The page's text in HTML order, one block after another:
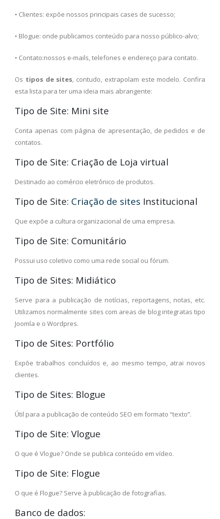
• Clientes: expõe nossos principais cases de sucesso;
• Blogue: onde publicamos conteúdo para nosso público-alvo;
• Contato:nossos e-mails, telefones e endereço para contato.
Os tipos de sites, contudo, extrapolam este modelo. Confira
esta lista para ter uma ideia mais abrangente:
Tipo de Site: Mini site
Conta apenas com página de apresentação, de pedidos e de
contatos.
Tipo de Site: Criação de Loja virtual
Destinado ao comércio eletrônico de produtos.
Tipo de Site: Criação de sites Institucional
Que expõe a cultura organizacional de uma empresa.
Tipo de Site: Comunitário
Possui uso coletivo como uma rede social ou fórum.
Tipo de Sites: Midiático
Serve para a publicação de notícias, reportagens, notas, etc.
Utilizamos normalmente sites com areas de blog integratas tipo
Joomla e o Wordpres.
Tipo de Sites: Portfólio
Expõe trabalhos concluídos e, ao mesmo tempo, atrai novos
clientes.
Tipo de Sites: Blogue
Útil para a publicação de conteúdo SEO em formato “texto”.
Tipo de Site: Vlogue
O que é Vlogue? Onde se publica conteúdo em vídeo.
Tipo de Site: Flogue
O que é Flogue? Serve à publicação de fotografias.
Banco de dados: